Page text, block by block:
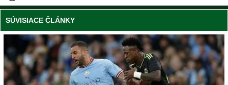
SÚVISIACE ČLÁNKY